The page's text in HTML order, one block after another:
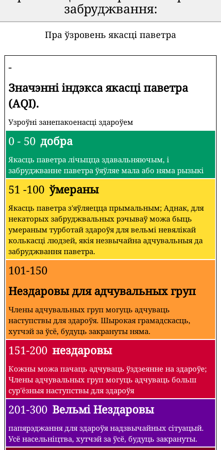
забруджвання:
Пра ўзровень якасці паветра
-
Значэнні індэкса якасці паветра
(AQI).
Узроўні занепакоенасці здароўем
0 - 50 добра
Якасць паветра лічыцца здавальняючым, і
забруджванне паветра ўяўляе мала або няма рызыкі
51 -100 ўмераны
Якасць паветра з'яўляецца прымальным; Аднак, для
некаторых забруджвальных рэчываў можа быць
умераным турботай здароўя для вельмі невялікай
колькасці людзей, якія незвычайна адчувальныя да
забруджвання паветра.
101-150
Нездаровы для адчувальных груп
Члены адчувальных груп могуць адчуваць
наступствы для здароўя. Шырокая грамадскасць,
хутчэй за ўсё, будуць закрануты няма.
151-200 нездаровы
Кожны можа пачаць адчуваць ўздзеянне на здароўе;
Члены адчувальных груп могуць адчуваць больш
сур'ёзныя наступствы для здароўя
201-300 Вельмі Нездаровы
папярэджання для здароўя надзвычайных сітуацый.
Усё насельніцтва, хутчэй за ўсё, будуць закрануты.